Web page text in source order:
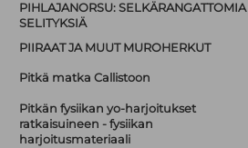
PIHLAJANORSU: SELKÄRANGATTOMIA
SELITYKSIÄ
PIIRAAT JA MUUT MUROHERKUT
Pitkä matka Callistoon
Pitkän fysiikan yo-harjoitukset
ratkaisuineen - fysiikan
harjoitusmateriaali